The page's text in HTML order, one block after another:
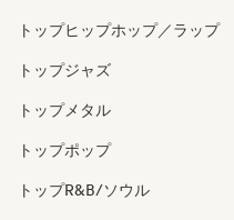
トップヒップホップ／ラップ
トップジャズ
トップメタル
トップポップ
トップR&B/ソウル